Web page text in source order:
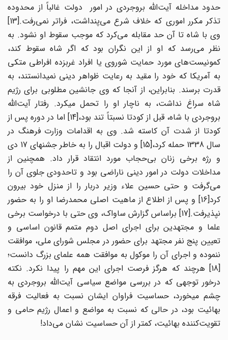
حدود مداخله آیت‌الله بروجردی در امور دولت غالباً از محدوده
تذکر مکرر اموری که خلاف شرع می‌پنداشت، فراتر نمی‌رفت.[13]
وی با شاه تا آن حد مقابله می‌کرد که موجب سقوط او نشود. به
نظر می‌رسد که او از این نگران بود که اگر شاه سقوط کند،
کمونیست‌های مورد حمایت شوروی یا افراد غربزده افراطی متکی
به آمریکا که خود را مقید به رعایت ظواهر دینی نمی‎دانستند، به
قدرت برسند. بنابراین، از آنجا که وی جانشین مطلوبی برای رژیم
شاه سراغ نداشت، به ناچار او را تحمل می‎کرد. رفتار آیت‌الله
بروجردی با شاه، قبل از کودتا نسبتاً تند بود،[14] اما در دوره پس از
کودتا از شدت آن کاسته شد. وی به اقدامات وزارت فرهنگ در
سال 1338 حمله کرد،[15] و دولت اقبال را به خاطر جشنهای 17 دی
و رژه برخی زنان بی‌حجاب مورد انتقاد قرار داد. همچنین از
مداخلات دولت در امور دینی ناراضی بود و تاحدودی جلوی آن را
می‌گرفت و حتی حسین علاء وزیر دربار را از منزل خود بیرون
کرد[16] و پس از اطلاع از ماهیت اصلی محمدرضا او را به حضور
نپذیرفت.[17] براساس گزارش ساواک، وی حتی با درخواست برخی
علما و مجتهدین برای اجرای اصل دوم متمم قانون اساسی و
تعیین پنج نفر مجتهد برای حضور در مجلس شورای ملی، موافقت
ننموده و اجرای آن را موکول به موافقت همه علمای بزرگ دانست؛
[18] هرچند که هرگز فرصت اجرای این مهم را پیدا نکرد. نکته
درخور توجهی که در بررسی مواضع سیاسی آیت‌الله بروجردی به
چشم می‎خورد، حساسیت فراوان ایشان نسبت به فعالیت فرقه
بهائیت بود، در حالی که نسبت به مواضع و اعمال رژیم حامی و
تقویت‌کننده بهائیت، کمتر از آن حساسیت نشان می‌داد!